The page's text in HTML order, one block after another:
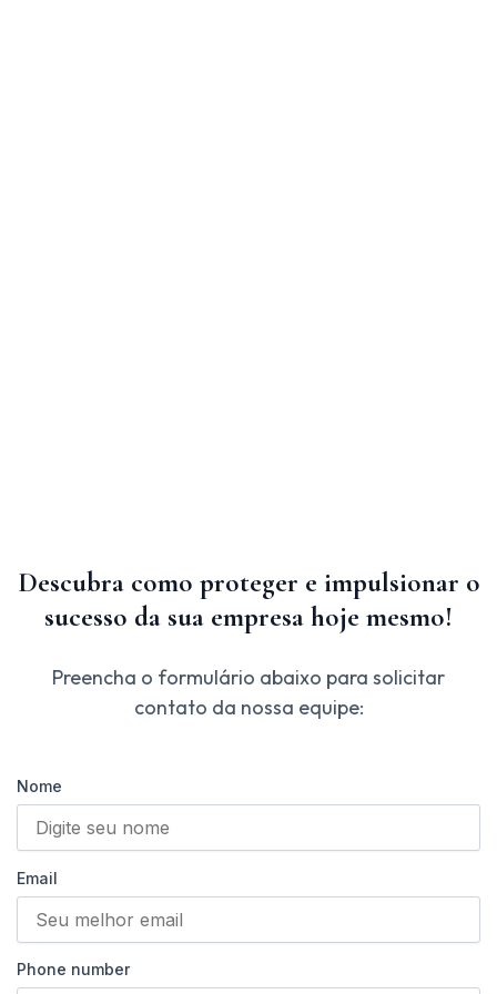
Descubra como proteger e impulsionar o
sucesso da sua empresa hoje mesmo!
Preencha o formulário abaixo para solicitar
contato da nossa equipe:
Nome
Email
Phone number